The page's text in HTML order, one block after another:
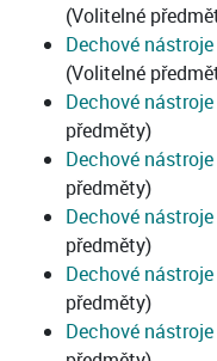
(Volitelné
Dechové
(Volitelné
Dechové
předměty)
Dechové
předměty)
Dechové
předměty)
Dechové
předměty)
Dechové